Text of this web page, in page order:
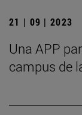
21 | 09 | 2023
Una APP
campus de